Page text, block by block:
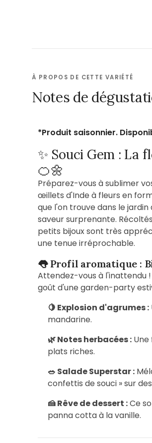
À PROPOS DE CETTE VARIÉTÉ
Notes de
*Produit saisonnier.
✨ Souci Gem : La
🍊🌼
Préparez-vous à sublimer
œillets d'Inde à fleurs en
que l'on trouve dans le
saveur surprenante.
petits bijoux sont très
une tenue irréprochable.
👅 Profil aromatique :
Attendez-vous à l'inattendu
goût d'une garden-party
🍋 Explosion d'agrumes :
mandarine.
🌿 Notes herbacées :
plats riches.
🥗 Salade Superstar :
confettis de souci » sur
🍰 Rêve de dessert :Ce
panna cotta à la vanille.